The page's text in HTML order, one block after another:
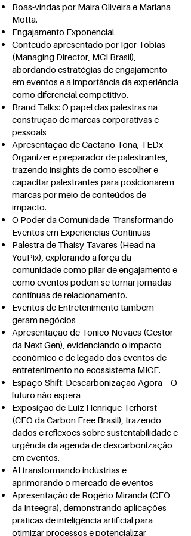
Boas-vindas por Maira Oliveira e Mariana
Motta.
Engajamento Exponencial
Conteúdo apresentado por Igor Tobias
(Managing Director, MCI Brasil),
abordando estratégias de engajamento
em eventos e a importância da experiência
como diferencial competitivo.
Brand Talks: O papel das palestras na
construção de marcas corporativas e
pessoais
Apresentação de Caetano Tona, TEDx
Organizer e preparador de palestrantes,
trazendo insights de como escolher e
capacitar palestrantes para posicionarem
marcas por meio de conteúdos de
impacto.
O Poder da Comunidade: Transformando
Eventos em Experiências Contínuas
Palestra de Thaisy Tavares (Head na
YouPix), explorando a força da
comunidade como pilar de engajamento e
como eventos podem se tornar jornadas
contínuas de relacionamento.
Eventos de Entretenimento também
geram negócios
Apresentação de Tonico Novaes (Gestor
da Next Gen), evidenciando o impacto
econômico e de legado dos eventos de
entretenimento no ecossistema MICE.
Espaço Shift: Descarbonização Agora – O
futuro não espera
Exposição de Luiz Henrique Terhorst
(CEO da Carbon Free Brasil), trazendo
dados e reflexões sobre sustentabilidade e
urgência da agenda de descarbonização
em eventos.
AI transformando indústrias e
aprimorando o mercado de eventos
Apresentação de Rogério Miranda (CEO
da Inteegra), demonstrando aplicações
práticas de inteligência artificial para
otimizar processos e potencializar